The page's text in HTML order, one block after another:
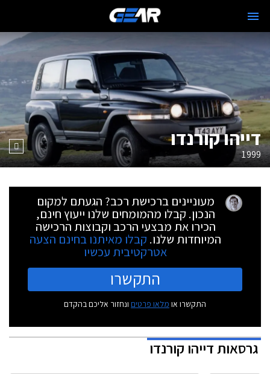
דייהו קורנדו
1999
מעוניינים ברכישת רכב? הגעתם למקום
הנכון. קבלו מהמומחים שלנו ייעוץ חינם,
הכירו את מבצעי הרכב וקבוצות הרכישה
המיוחדות שלנו. קבלו מאיתנו בחינם הצעה
אטרקטיבית עכשיו
התקשרו
התקשרו או מלאו פרטים ונחזור אליכם בהקדם
גרסאותדייהו קורנדו